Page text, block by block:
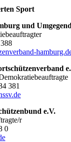
Sport
und
381
e.V.
r
0